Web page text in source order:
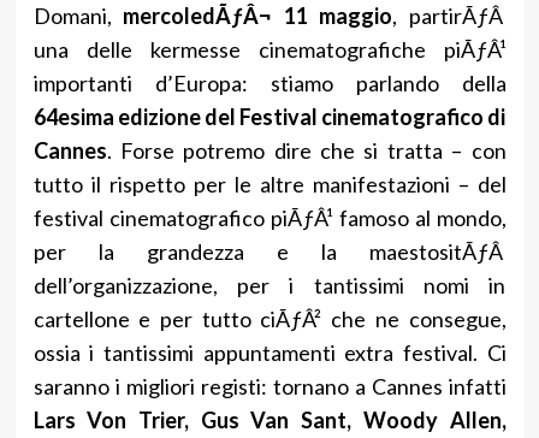
Domani, mercoledÃƒÂ¬ 11 maggio, partirÃƒÂ
una delle kermesse cinematografiche piÃƒÂ¹
importanti d’Europa: stiamo parlando della
64esima edizione del Festival cinematografico di
Cannes. Forse potremo dire che si tratta – con
tutto il rispetto per le altre manifestazioni – del
festival cinematografico piÃƒÂ¹ famoso al mondo,
per la grandezza e la maestositÃƒÂ
dell’organizzazione, per i tantissimi nomi in
cartellone e per tutto ciÃƒÂ² che ne consegue,
ossia i tantissimi appuntamenti extra festival. Ci
saranno i migliori registi: tornano a Cannes infatti
Lars Von Trier, Gus Van Sant, Woody Allen,